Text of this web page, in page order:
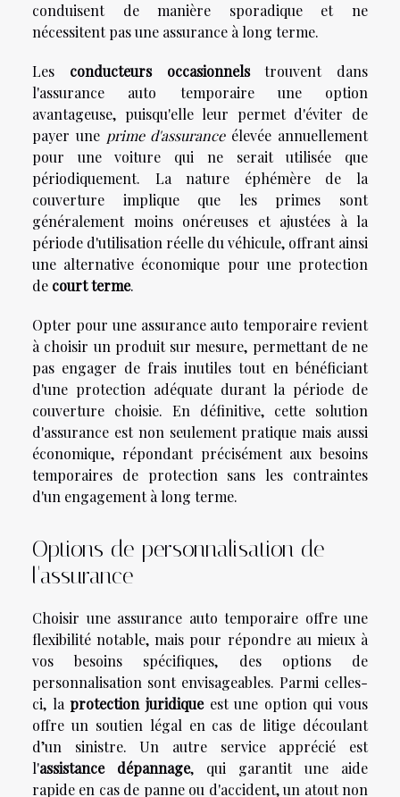
conduisent de manière sporadique et ne
nécessitent pas une assurance à long terme.
Les conducteurs occasionnelstrouvent dans
l'assurance auto temporaire une option
avantageuse, puisqu'elle leur permet d'éviter de
payer une prime d'assuranceélevée annuellement
pour une voiture qui ne serait utilisée que
périodiquement. La nature éphémère de la
couverture implique que les primes sont
généralement moins onéreuses et ajustées à la
période d'utilisation réelle du véhicule, offrant ainsi
une alternative économique pour une protection
de court terme.
Opter pour une assurance auto temporaire revient
à choisir un produit sur mesure, permettant de ne
pas engager de frais inutiles tout en bénéficiant
d'une protection adéquate durant la période de
couverture choisie. En définitive, cette solution
d'assurance est non seulement pratique mais aussi
économique, répondant précisément aux besoins
temporaires de protection sans les contraintes
d'un engagement à long terme.
Options de personnalisation de
l'assurance
Choisir une assurance auto temporaire offre une
flexibilité notable, mais pour répondre au mieux à
vos besoins spécifiques, des options de
personnalisation sont envisageables. Parmi celles-
ci, laprotection juridiqueest une option qui vous
offre un soutien légal en cas de litige découlant
d’un sinistre. Un autre service apprécié est
l'assistance dépannage, qui garantit une aide
rapide en cas de panne ou d'accident, un atout non